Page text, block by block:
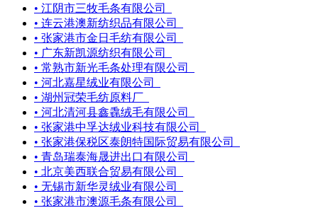
• 江阴市三牧毛条有限公司
• 连云港澳新纺织品有限公司
• 张家港市金日毛纺有限公司
• 广东新凯源纺织有限公司
• 常熟市新光毛条处理有限公司
• 河北嘉星绒业有限公司
• 湖州冠荣毛纺原料厂
• 河北清河县鑫毳绒毛有限公司
• 张家港中孚达绒业科技有限公司
• 张家港保税区泰朗特国际贸易有限公司
• 青岛瑞泰海晟进出口有限公司
• 北京美西联合贸易有限公司
• 无锡市新华灵绒业有限公司
• 张家港市澳源毛条有限公司